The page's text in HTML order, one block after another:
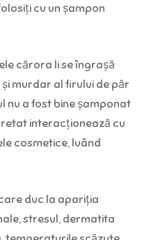
cu un şampon
cărora li se îngraşă
murdar al firului de păr
nu a fost bine șamponat
interacţionează cu
cosmetice, luând
duc la apariția
stresul, dermatita